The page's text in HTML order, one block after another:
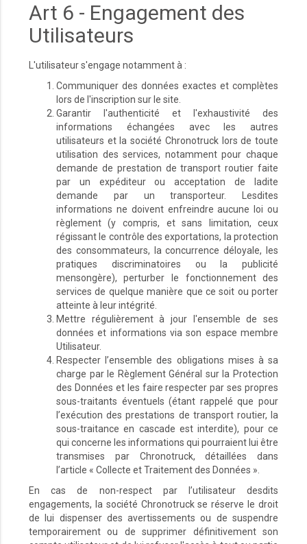
Art 6 - Engagement des
Utilisateurs
L'utilisateur s'engage notamment à :
Communiquer des données exactes et complètes
lors de l'inscription sur le site.
Garantir l'authenticité et l'exhaustivité des
informations échangées avec les autres
utilisateurs et la société Chronotruck lors de toute
utilisation des services, notamment pour chaque
demande de prestation de transport routier faite
par un expéditeur ou acceptation de ladite
demande par un transporteur. Lesdites
informations ne doivent enfreindre aucune loi ou
règlement (y compris, et sans limitation, ceux
régissant le contrôle des exportations, la protection
des consommateurs, la concurrence déloyale, les
pratiques discriminatoires ou la publicité
mensongère), perturber le fonctionnement des
services de quelque manière que ce soit ou porter
atteinte à leur intégrité.
Mettre régulièrement à jour l'ensemble de ses
données et informations via son espace membre
Utilisateur.
Respecter l’ensemble des obligations mises à sa
charge par le Règlement Général sur la Protection
des Données et les faire respecter par ses propres
sous-traitants éventuels (étant rappelé que pour
l’exécution des prestations de transport routier, la
sous-traitance en cascade est interdite), pour ce
qui concerne les informations qui pourraient lui être
transmises par Chronotruck, détaillées dans
l’article « Collecte et Traitement des Données ».
En cas de non-respect par l’utilisateur desdits
engagements, la société Chronotruck se réserve le droit
de lui dispenser des avertissements ou de suspendre
temporairement ou de supprimer définitivement son